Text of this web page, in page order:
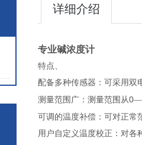
详细介绍
专业碱浓度计
特点、
配备多种传感器：可采用双
测量范围广：测量范围从0—
可调的温度补偿：可对正常
用户自定义温度校正：对各